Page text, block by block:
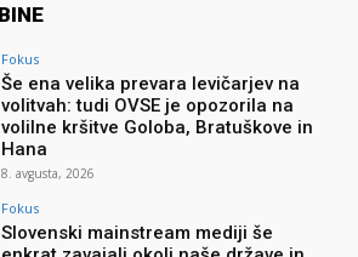
Fokus
Še ena velika prevara levičarjev na
volitvah: tudi OVSE je opozorila na
volilne kršitve Goloba, Bratuškove in
Hana
8. avgusta, 2026
Fokus
Slovenski mainstream mediji še